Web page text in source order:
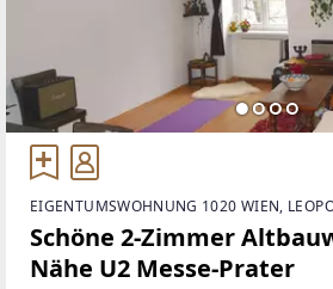
EIGENTUMSWOHNUNG 1020 WIEN,
Schöne 2-Zimmer
Nähe U2 Messe-Prater